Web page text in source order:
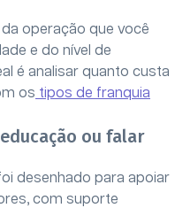
operação que você
e do nível de
é analisar quanto custa
os tipos de franquia
ou falar
desenhado para apoiar
com suporte